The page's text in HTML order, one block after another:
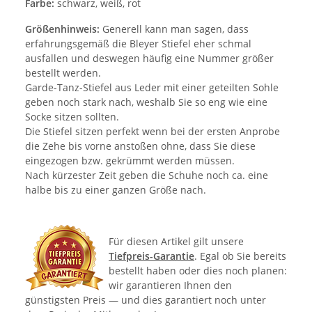
Farbe: schwarz, weiß, rot
Größenhinweis: Generell kann man sagen, dass
erfahrungsgemäß die Bleyer Stiefel eher schmal
ausfallen und deswegen häufig eine Nummer größer
bestellt werden.
Garde-Tanz-Stiefel aus Leder mit einer geteilten Sohle
geben noch stark nach, weshalb Sie so eng wie eine
Socke sitzen sollten.
Die Stiefel sitzen perfekt wenn bei der ersten Anprobe
die Zehe bis vorne anstoßen ohne, dass Sie diese
eingezogen bzw. gekrümmt werden müssen.
Nach kürzester Zeit geben die Schuhe noch ca. eine
halbe bis zu einer ganzen Größe nach.
Für diesen Artikel gilt unsere
Tiefpreis-Garantie. Egal ob Sie bereits
bestellt haben oder dies noch planen:
wir garantieren Ihnen den
günstigsten Preis — und dies garantiert noch unter